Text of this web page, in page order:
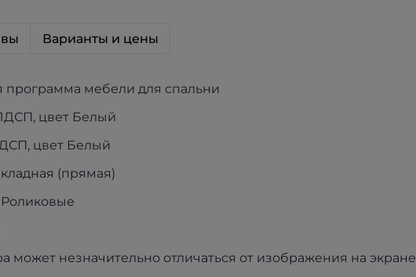
Варианты и цены
программа мебели для спальни
цвет Белый
цвет Белый
(прямая)
Роликовые
может незначительно отличаться от изображения на экране